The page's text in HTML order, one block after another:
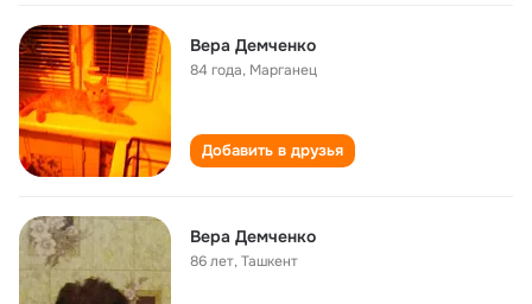
Вера Демченко
84 года, Марганец
Добавить в друзья
Вера Демченко
86 лет,Ташкент